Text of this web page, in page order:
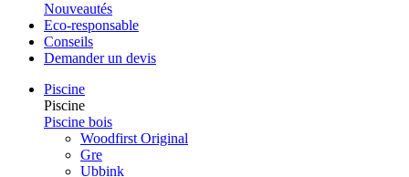
Nouveautés
Eco-responsable
Conseils
Demander un devis
Piscine
Piscine
Piscine bois
Woodfirst Original
Gre
Ubbink